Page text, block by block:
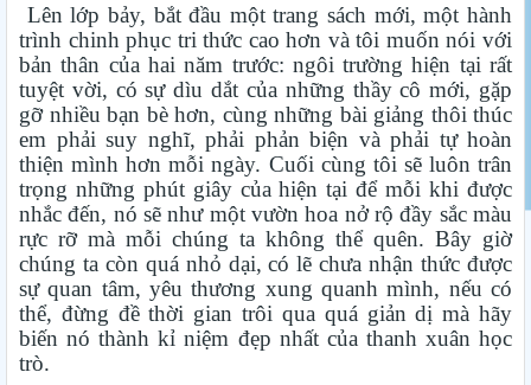
Lên lớp bảy, bắt đầu một trang sách mới, một hành
trình chinh phục tri thức cao hơn và tôi muốn nói với
bản thân của hai năm trước: ngôi trường hiện tại rất
tuyệt vời, có sự dìu dắt của những thầy cô mới, gặp
gỡ nhiều bạn bè hơn, cùng những bài giảng thôi thúc
em phải suy nghĩ, phải phản biện và phải tự hoàn
thiện mình hơn mỗi ngày. Cuối cùng tôi sẽ luôn trân
trọng những phút giây của hiện tại để mỗi khi được
nhắc đến, nó sẽ như một vườn hoa nở rộ đầy sắc màu
rực rỡ mà mỗi chúng ta không thể quên. Bây giờ
chúng ta còn quá nhỏ dại, có lẽ chưa nhận thức được
sự quan tâm, yêu thương xung quanh mình, nếu có
thể, đừng đề thời gian trôi qua quá giản dị mà hãy
biến nó thành kỉ niệm đẹp nhất của thanh xuân học
trò.